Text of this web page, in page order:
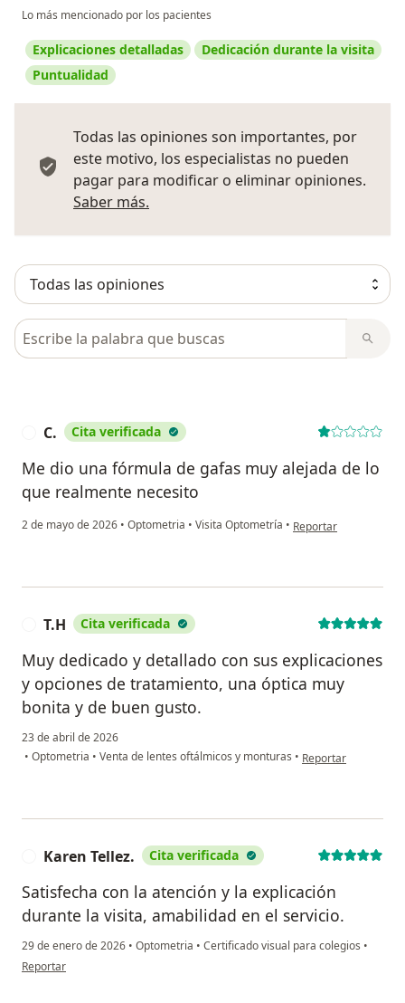
Lo más mencionado por los pacientes
Explicaciones detalladas
Dedicación durante la visita
Puntualidad
Todas las opiniones son importantes, por
este motivo, los especialistas no pueden
pagar para modificar o eliminar opiniones.
Saber más.
Busca en opiniones
C. Cita verificada
Me dio una fórmula de gafas muy alejada de lo
que realmente necesito
2 de mayo de 2026 • Optometria • Visita Optometría • en opinión del usuario
Reportar
T.H Cita verificada
Muy dedicado y detallado con sus explicaciones
y opciones de tratamiento, una óptica muy
bonita y de buen gusto.
23 de abril de 2026
• Optometria • Venta de lentes oftálmicos y monturas • en opinión del
Reportar
Karen Tellez. Cita verificada
Satisfecha con la atención y la explicación
durante la visita, amabilidad en el servicio.
29 de enero de 2026 • Optometria • Certificado visual para colegios •
en opinión del usuario Karen Tellez.
Reportar